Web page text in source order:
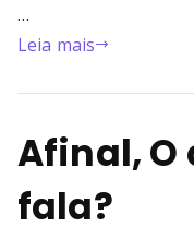
…
Leia mais
Afinal, O
fala?